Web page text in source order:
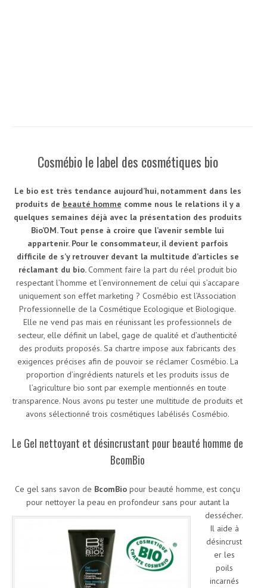
Cosmébio le label des cosmétiques bio
Le bio est très tendance aujourd’hui, notamment dans les
produits de beauté homme comme nous le relations il y a
quelques semaines déjà avec la présentation des produits
Bio’OM. Tout pense à croire que l’avenir semble lui
appartenir. Pour le consommateur, il devient parfois
difficile de s’y retrouver devant la multitude d’articles se
réclamant du bio.Comment faire la part du réel produit bio
respectant l’homme et l’environnement de celui qui s’accapare
uniquement son effet marketing ? Cosmébio est l’Association
Professionnelle de la Cosmétique Ecologique et Biologique.
Elle ne vend pas mais en réunissant les professionnels de
secteur, elle définit un label, gage de qualité et d’authenticité
des produits proposés. Sa chartre impose aux fabricants des
exigences précises afin de pouvoir se réclamer Cosmébio. La
proportion d’ingrédients naturels et les produits issus de
l’agriculture bio sont par exemple mentionnés en toute
transparence. Nous avons pu tester une multitude de produits et
avons sélectionné trois cosmétiques labélisés Cosmébio.
Le Gel nettoyant et désincrustant pour beauté homme de
BcomBio
Ce gel sans savon de BcomBio pour beauté homme, est conçu
pour nettoyer la peau en profondeur sans pour autant la
dessécher.
Il aide à
désincrust
er les
poils
incarnés